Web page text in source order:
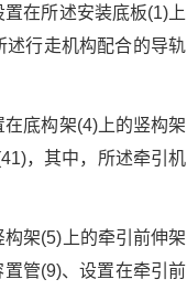
在所述安装底板(1)上
述行走机构配合的导轨
底构架(4)上的竖构架
，其中，所述牵引机
架(5)上的牵引前伸架
管(9)、设置在牵引前